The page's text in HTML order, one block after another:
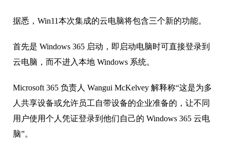
据悉，Win11本次集成的云电脑将包含三个新的功能。
首先是 Windows 365 启动，即启动电脑时可直接登录到
云电脑，而不进入本地 Windows 系统。
Microsoft 365 负责人 Wangui McKelvey 解释称“这是为多
人共享设备或允许员工自带设备的企业准备的，让不同
用户使用个人凭证登录到他们自己的 Windows 365 云电
脑”。